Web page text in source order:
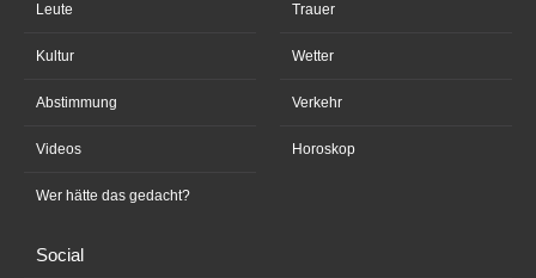
Leute
Kultur
Abstimmung
Videos
Wer hätte das gedacht?
Trauer
Wetter
Verkehr
Horoskop
Social